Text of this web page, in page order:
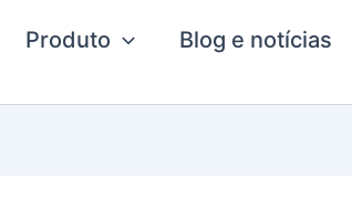
Produto Blog e notícias